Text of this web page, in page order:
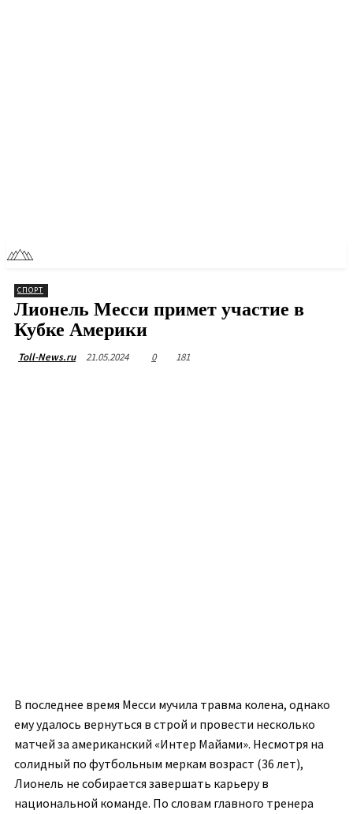
СПОРТ
Лионель Месси примет участие в
Кубке Америки
Toll-News.ru 21.05.2024 0 181
В последнее время Месси мучила травма колена, однако
ему удалось вернуться в строй и провести несколько
матчей за американский «Интер Майами». Несмотря на
солидный по футбольным меркам возраст (36 лет),
Лионель не собирается завершать карьеру в
национальной команде. По словам главного тренера